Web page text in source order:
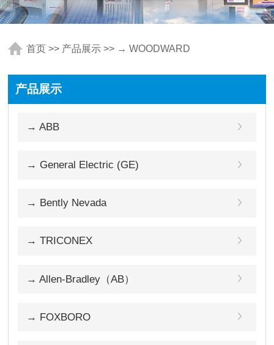
首页 >> 产品展示 >> → WOODWARD
产品展示
→ ABB
→ General Electric (GE)
→ Bently Nevada
→ TRICONEX
→ Allen-Bradley（AB）
→ FOXBORO